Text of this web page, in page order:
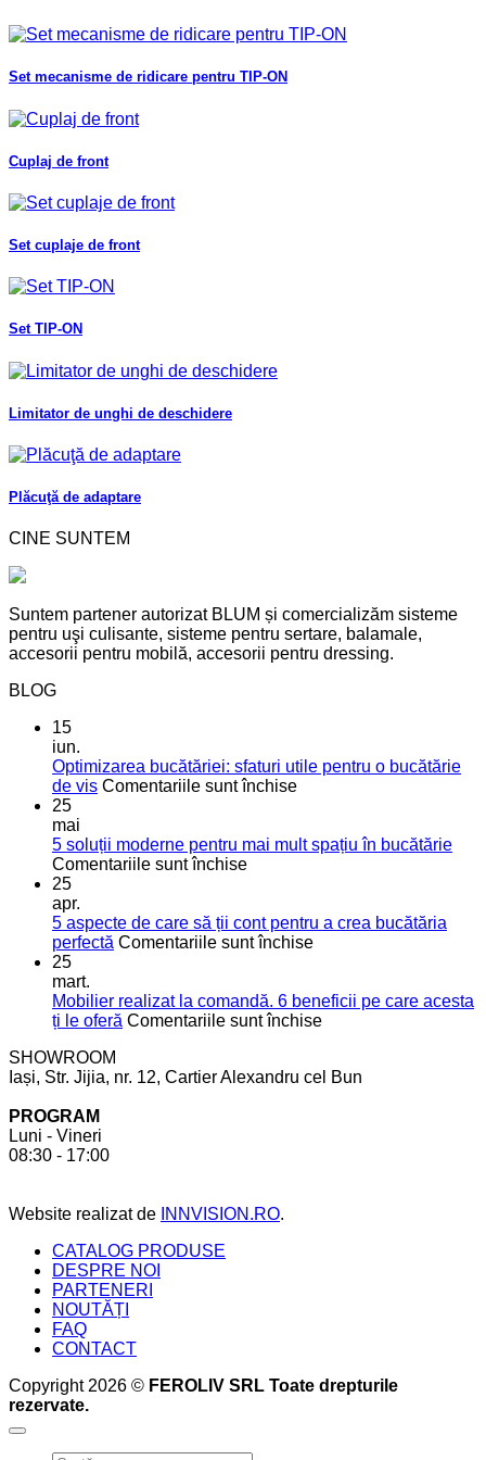
Set mecanisme de ridicare pentru TIP-ON
Cuplaj de front
Set cuplaje de front
Set TIP-ON
Limitator de unghi de deschidere
Plăcuţă de adaptare
CINE SUNTEM
Suntem partener autorizat BLUM și comercializăm sisteme
pentru uşi culisante, sisteme pentru sertare, balamale,
accesorii pentru mobilă, accesorii pentru dressing.
BLOG
15
iun.
Optimizarea bucătăriei: sfaturi utile pentru o bucătărie
de vis Comentariile sunt închisepentru
sfaturi
bucătărie
de
25
mai
5 soluții moderne pentru mai mult spațiu în bucătărie
Comentariile sunt închisepentru
moderne
pentru
spațiu
în
25
apr.
5 aspecte de care să ții cont pentru a crea bucătăria
perfectă Comentariile sunt închisepentru
de
care
cont
25
mart.
Mobilier realizat la comandă. 6 beneficii pe care acesta
ți le oferă Comentariile sunt închisepentru
la
SHOWROOM
Iași, Str. Jijia, nr. 12, Cartier Alexandru cel Bun
PROGRAM
Luni - Vineri
08:30 - 17:00
Website realizat de INNVISION.RO.
CATALOG PRODUSE
DESPRE NOI
PARTENERI
NOUTĂȚI
FAQ
CONTACT
Copyright 2026 © FEROLIV SRL Toate drepturile
rezervate.